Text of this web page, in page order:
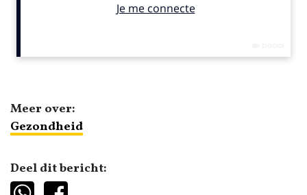
Meer over:
Gezondheid
Deel dit bericht: